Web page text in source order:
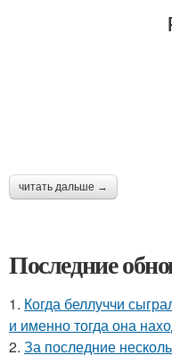
читать дальше →
Последние
1. Когда беллуччи
и именно тогда она
2. За последние